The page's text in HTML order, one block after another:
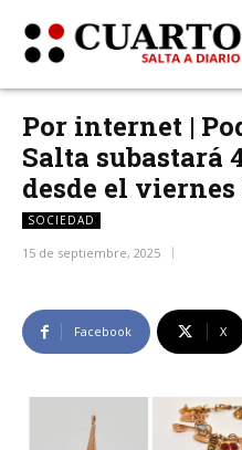
Por internet |
Salta subastará
desde el viernes
SOCIEDAD
15 de septiembre, 2025
Facebook X